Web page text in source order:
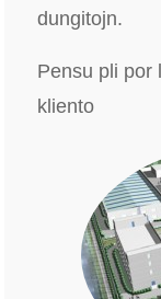
dungitojn.
Pensu pli por
kliento